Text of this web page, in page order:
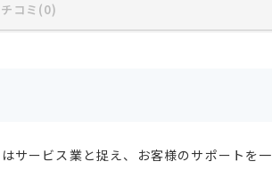
コミ(0)
サービス業と捉え、お客様のサポートを一